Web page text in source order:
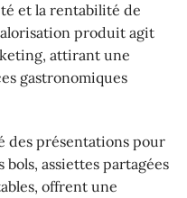
et la rentabilité de
produit agit
attirant une
gastronomiques
des présentations pour
assiettes partagées
offrent une